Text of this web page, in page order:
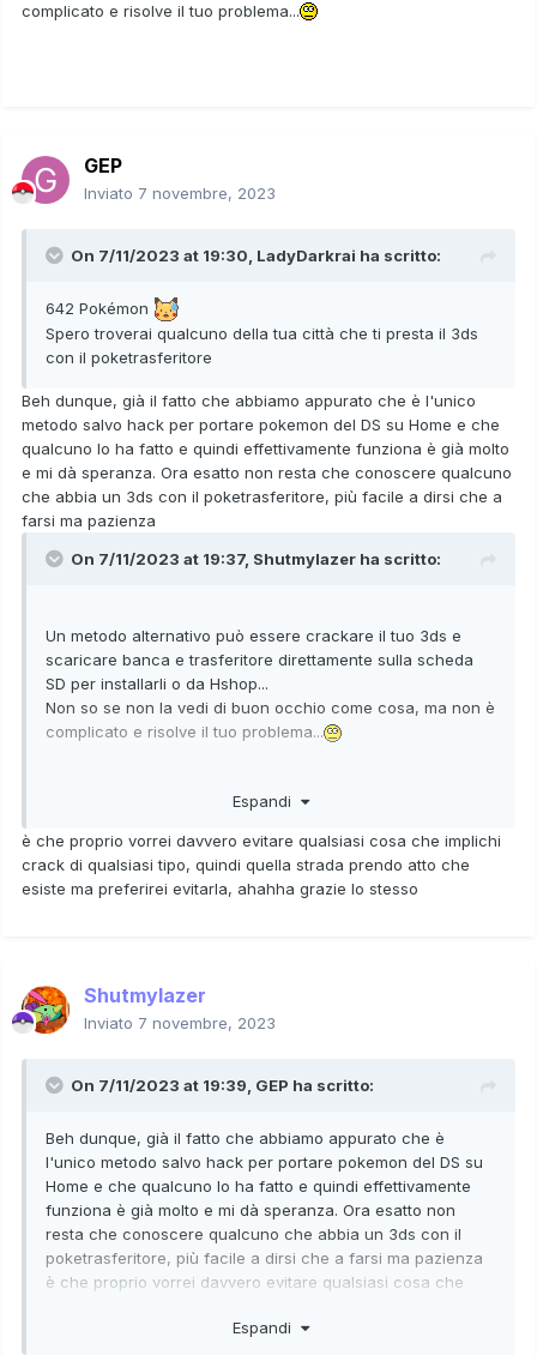
complicato e risolve il tuo problema...
GEP
Inviato 7 novembre, 2023
On 7/11/2023 at 19:30, LadyDarkrai ha scritto:
642 Pokémon
Spero troverai qualcuno della tua città che ti presta il 3ds
con il poketrasferitore
Beh dunque, già il fatto che abbiamo appurato che è l'unico
metodo salvo hack per portare pokemon del DS su Home e che
qualcuno lo ha fatto e quindi effettivamente funziona è già molto
e mi dà speranza. Ora esatto non resta che conoscere qualcuno
che abbia un 3ds con il poketrasferitore, più facile a dirsi che a
farsi ma pazienza
On 7/11/2023 at 19:37, Shutmylazer ha scritto:
Un metodo alternativo può essere crackare il tuo 3ds e
scaricare banca e trasferitore direttamente sulla scheda
SD per installarli o da Hshop...
Non so se non la vedi di buon occhio come cosa, ma non è
complicato e risolve il tuo problema...
Espandi
è che proprio vorrei davvero evitare qualsiasi cosa che implichi
crack di qualsiasi tipo, quindi quella strada prendo atto che
esiste ma preferirei evitarla, ahahha grazie lo stesso
Shutmylazer
Inviato 7 novembre, 2023
On 7/11/2023 at 19:39, GEP ha scritto:
Beh dunque, già il fatto che abbiamo appurato che è
l'unico metodo salvo hack per portare pokemon del DS su
Home e che qualcuno lo ha fatto e quindi effettivamente
funziona è già molto e mi dà speranza. Ora esatto non
resta che conoscere qualcuno che abbia un 3ds con il
poketrasferitore, più facile a dirsi che a farsi ma pazienza
è che proprio vorrei davvero evitare qualsiasi cosa che
atto che esiste ma preferirei evitarla, ahahha grazie lo
Espandi